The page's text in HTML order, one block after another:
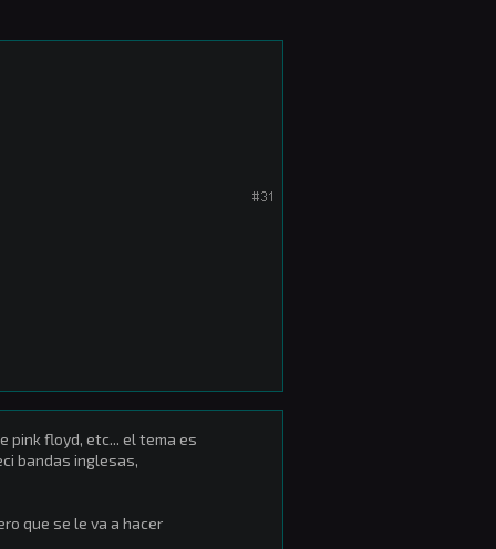
#31
pink floyd, etc... el tema es
bandas inglesas,
que se le va a hacer